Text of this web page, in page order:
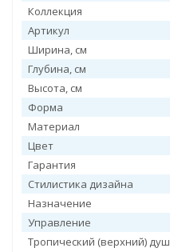
Коллекция
Артикул
Ширина, см
Глубина, см
Высота, см
Форма
Материал
Цвет
Гарантия
Стилистика дизайна
Назначение
Управление
Тропический (верхний) душ